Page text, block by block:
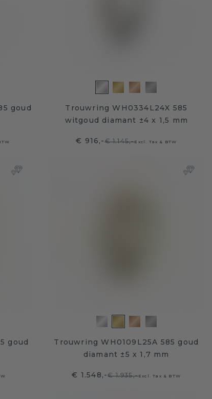
goud
Trouwring WH0334L24X 585
witgoud diamant ±4 x 1,5 mm
€ 916,-€ 1.145,-Excl. Tax & BTW
goud
Trouwring WH0109L25A 585 goud
diamant ±5 x 1,7 mm
€ 1.548,-€ 1.935,-Excl. Tax & BTW